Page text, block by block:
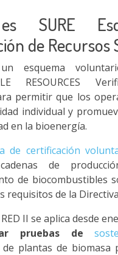
SURE
de Recursos
esquema
RESOURCES
permitir que los
individual y
en la bioenergía.
de certificación
de
de biocombustibles
requisitos de la
II se aplica desde
pruebas de
plantas de biomasa